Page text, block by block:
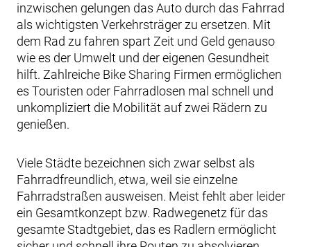
inzwischen gelungen das Auto durch das Fahrrad
als wichtigsten Verkehrsträger zu ersetzen. Mit
dem Rad zu fahren spart Zeit und Geld genauso
wie es der Umwelt und der eigenen Gesundheit
hilft. Zahlreiche Bike Sharing Firmen ermöglichen
es Touristen oder Fahrradlosen mal schnell und
unkompliziert die Mobilität auf zwei Rädern zu
genießen.
Viele Städte bezeichnen sich zwar selbst als
Fahrradfreundlich, etwa, weil sie einzelne
Fahrradstraßen ausweisen. Meist fehlt aber leider
ein Gesamtkonzept bzw. Radwegenetz für das
gesamte Stadtgebiet, das es Radlern ermöglicht